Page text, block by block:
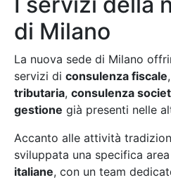
di Milano
La nuova sede di Milano
servizi di consulenza fiscale,
tributaria, consulenza
gestione già presenti nelle
Accanto alle attività
sviluppata una specifica
italiane, con un team